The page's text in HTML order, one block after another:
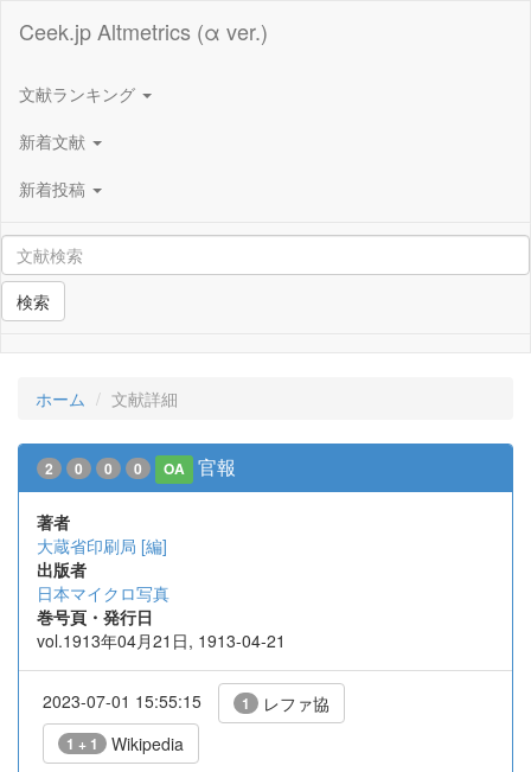
Ceek.jp Altmetrics (α ver.)
文献ランキング
新着文献
新着投稿
検索
ホーム 文献詳細
2 0 0 0 OA 官報
著者
大蔵省印刷局 [編]
出版者
日本マイクロ写真
巻号頁・発行日
vol.1913年04月21日, 1913-04-21
2023-07-01 15:55:15 1 レファ協
1 + 1 Wikipedia